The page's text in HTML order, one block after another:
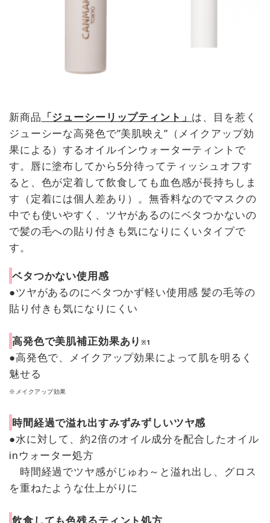
新商品 「ジューシーリップティント」 は、目を惹く
ジューシーな高発色で”美肌映え”（メイクアップ効
果による）するオイルインウォーターティントで
す。唇に塗布してから5分待ってティッシュオフす
ると、色が定着して飲食しても血色感が長持ちしま
す（定着には個人差あり）。無香料なのでマスクの
中でも使いやすく、ツヤがあるのにベタつかないの
で髪の毛への貼り付きも気になりにくいタイプで
す。
ベタつかない使用感
●ツヤがあるのにベタつかず軽い使用感 髪の毛等の
貼り付きも気になりにくい
高発色で美肌補正効果あり※1
●高発色で、メイクアップ効果によって肌を明るく
魅せる
※メイクアップ効果
時間経過で溢れ出すみずみずしいツヤ感
●水に対して、約2倍のオイル成分を配合したオイル
inウォーター処方
時間経過でツヤ感がじゅわ～と溢れ出し、グロス
を重ねたような仕上がりに